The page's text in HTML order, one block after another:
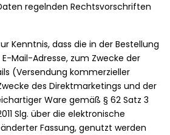
regelnden Rechtsvorschriften
Kenntnis, dass die in der Bestellung
Mail-Adresse, zum Zwecke der
(Versendung kommerzieller
des Direktmarketings und der
Ware gemäß § 62 Satz 3
Slg. über die elektronische
Fassung, genutzt werden